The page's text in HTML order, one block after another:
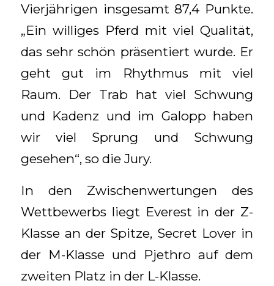
Vierjährigen insgesamt 87,4 Punkte.
„Ein williges Pferd mit viel Qualität,
das sehr schön präsentiert wurde. Er
geht gut im Rhythmus mit viel
Raum. Der Trab hat viel Schwung
und Kadenz und im Galopp haben
wir viel Sprung und Schwung
gesehen“, so die Jury.
In den Zwischenwertungen des
Wettbewerbs liegt Everest in der Z-
Klasse an der Spitze, Secret Lover in
der M-Klasse und Pjethro auf dem
zweiten Platz in der L-Klasse.